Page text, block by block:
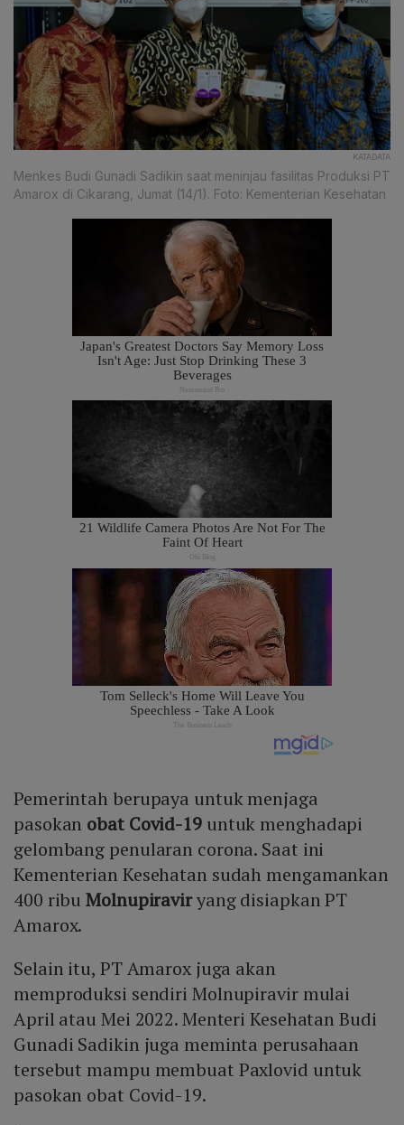
KATADATA
Menkes Budi Gunadi Sadikin saat meninjau fasilitas Produksi PT
Amarox di Cikarang, Jumat (14/1). Foto: Kementerian Kesehatan
Pemerintah berupaya untuk menjaga
pasokan obat Covid-19untuk menghadapi
gelombang penularan corona. Saat ini
Kementerian Kesehatan sudah mengamankan
400 ribuMolnupiraviryang disiapkan PT
Amarox.
Selain itu, PT Amarox juga akan
memproduksi sendiri Molnupiravir mulai
April atau Mei 2022. Menteri Kesehatan Budi
Gunadi Sadikin juga meminta perusahaan
tersebut mampu membuat Paxlovid untuk
pasokan obat Covid-19.